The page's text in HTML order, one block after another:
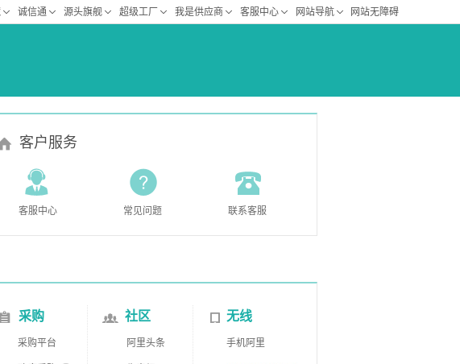
客户服务
客服中心 常见问题 联系客服
采购
采购平台
社区
阿里头条
无线
手机阿里